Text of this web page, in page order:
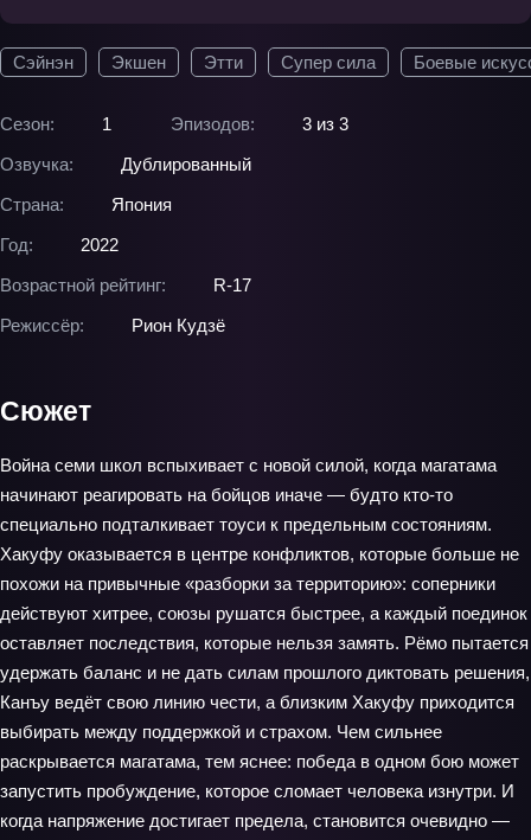
Сэйнэн Экшен Этти Супер сила Боевые
Сезон: 1 Эпизодов:
3 из 3
Озвучка:
Дублированный
Страна:
Япония
Год:
2022
Возрастной рейтинг:
R-17
Режиссёр:
Рион Кудзё
Сюжет
Война семи школ вспыхивает с новой силой, когда магатама
начинают реагировать на бойцов иначе — будто кто-то
специально подталкивает тоуси к предельным состояниям.
Хакуфу оказывается в центре конфликтов, которые больше не
похожи на привычные «разборки за территорию»: соперники
действуют хитрее, союзы рушатся быстрее, а каждый поединок
оставляет последствия, которые нельзя замять. Рёмо пытается
удержать баланс и не дать силам прошлого диктовать решения,
Канъу ведёт свою линию чести, а близким Хакуфу приходится
выбирать между поддержкой и страхом. Чем сильнее
раскрывается магатама, тем яснее: победа в одном бою может
запустить пробуждение, которое сломает человека изнутри. И
когда напряжение достигает предела, становится очевидно —